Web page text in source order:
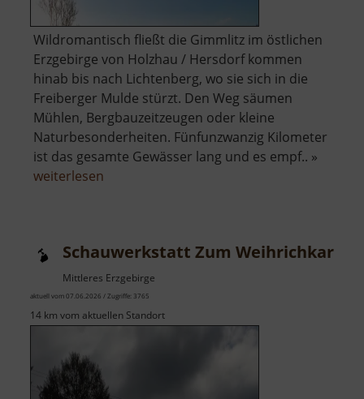
Wildromantisch fließt die Gimmlitz im östlichen
Erzgebirge von Holzhau / Hersdorf kommen
hinab bis nach Lichtenberg, wo sie sich in die
Freiberger Mulde stürzt. Den Weg säumen
Mühlen, Bergbauzeitzeugen oder kleine
Naturbesonderheiten. Fünfunzwanzig Kilometer
ist das gesamte Gewässer lang und es empf.. »
weiterlesen
Schauwerkstatt Zum Weihrichkarzl
Mittleres Erzgebirge
aktuell vom 07.06.2026 / Zugriffe: 3765
14 km vom aktuellen Standort